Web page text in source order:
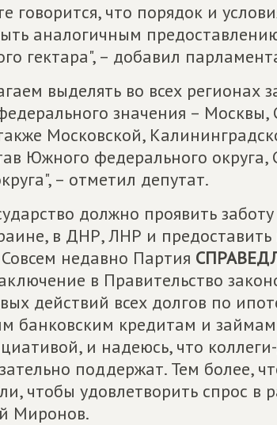
говорится, что порядок и
аналогичным
гектара", – добавил
выделять во всех регионах
значения – Москвы,
Московской,
Южного федерального округа,
– отметил депутат.
должно проявить
в ДНР, ЛНР и
Совсем недавно Партия
в Правительство
действий всех долгов по
банковским кредитам и
и надеюсь, что
поддержат. Тем более,
чтобы удовлетворить спрос в
Миронов.